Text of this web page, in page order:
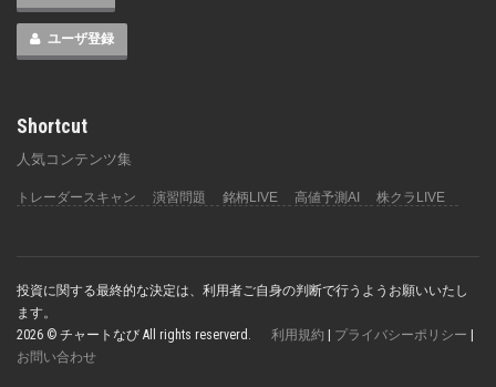
ユーザ登録
Shortcut
人気コンテンツ集
トレーダースキャン 演習問題 銘柄LIVE 高値予測AI 株クラLIVE
投資に関する最終的な決定は、利用者ご自身の判断で行うようお願いいたし
ます。
2026 © チャートなび All rights reserverd. 利用規約 | プライバシーポリシー |
お問い合わせ